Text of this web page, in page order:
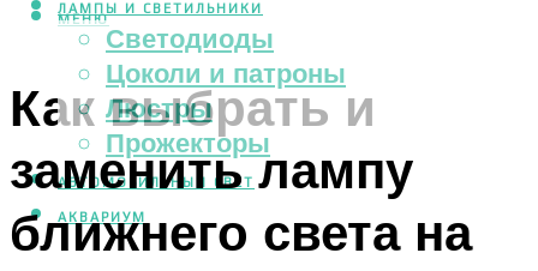
ЛАМПЫ И СВЕТИЛЬНИКИ
Светодиоды
Цоколи и патроны
Люстры
Прожекторы
АВТОМОБИЛЬНЫЙ СВЕТ
АКВАРИУМ
МЕНЮ
Как выбрать и
заменить лампу
ближнего света на